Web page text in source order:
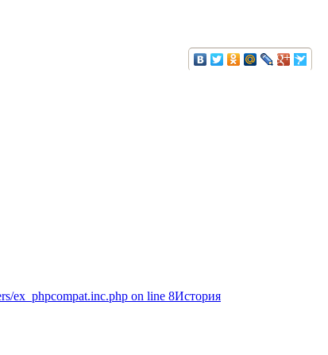
ex_phpcompat.inc.php on line 8История